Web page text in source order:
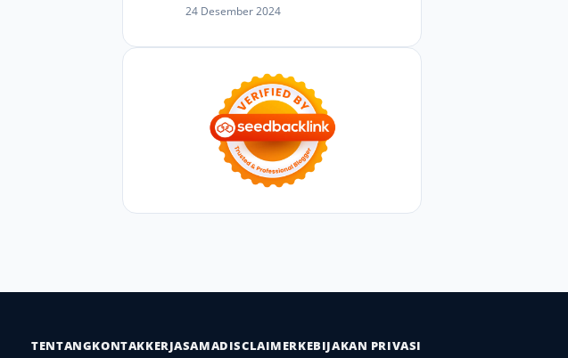
24 Desember 2024
TENTANGKONTAKKERJASAMADISCLAIMERKEBIJAKAN PRIVASI